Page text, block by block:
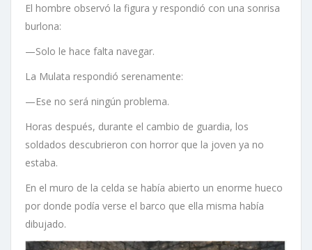
El hombre observó la figura y respondió con una sonrisa
burlona:
—Solo le hace falta navegar.
La Mulata respondió serenamente:
—Ese no será ningún problema.
Horas después, durante el cambio de guardia, los
soldados descubrieron con horror que la joven ya no
estaba.
En el muro de la celda se había abierto un enorme hueco
por donde podía verse el barco que ella misma había
dibujado.